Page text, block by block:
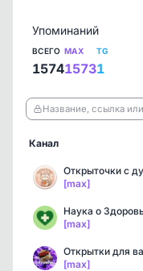
Упоминаний
ВСЕГО
1574
MAX
1573
TG
1
Название, ссылка
Канал
[max]
Наука о
[max]
Открытки для
[max]